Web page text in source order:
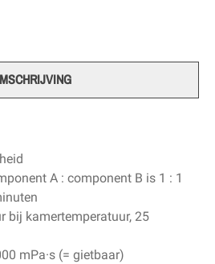
A : component B is 1 : 1
bij kamertemperatuur, 25
mPa·s (= gietbaar)